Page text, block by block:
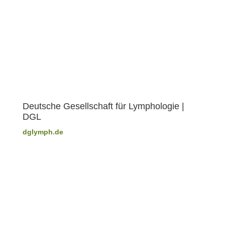
Deutsche Gesellschaft für Lymphologie |
DGL
dglymph.de